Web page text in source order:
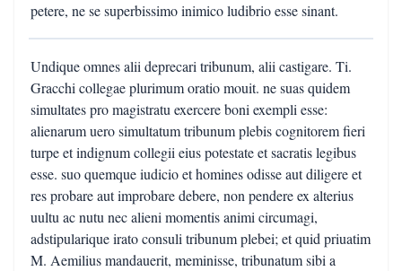
petere, ne se superbissimo inimico ludibrio esse sinant.
Undique omnes alii deprecari tribunum, alii castigare. Ti.
Gracchi collegae plurimum oratio mouit. ne suas quidem
simultates pro magistratu exercere boni exempli esse:
alienarum uero simultatum tribunum plebis cognitorem fieri
turpe et indignum collegii eius potestate et sacratis legibus
esse. suo quemque iudicio et homines odisse aut diligere et
res probare aut improbare debere, non pendere ex alterius
uultu ac nutu nec alieni momentis animi circumagi,
adstipularique irato consuli tribunum plebei; et quid priuatim
M. Aemilius mandauerit, meminisse, tribunatum sibi a